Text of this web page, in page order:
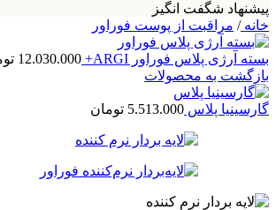
پیشنهاد شگفت انگیز
خانه/ مراقبت از پوست فوراور
بسته آرژی پلاس فوراور ARGI+ 12.030.000
بازگشت به محصولات
گارسینیا پلاس 5.513.000 تومان